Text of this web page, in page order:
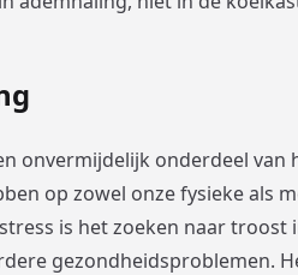
onvermijdelijk onderdeel
op zowel onze fysieke als
is het zoeken naar
gezondheidsproblemen.